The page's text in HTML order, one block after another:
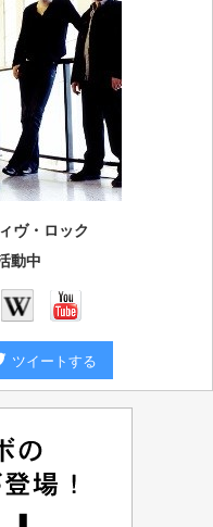
ヴ・ロック
動中
ツイートする